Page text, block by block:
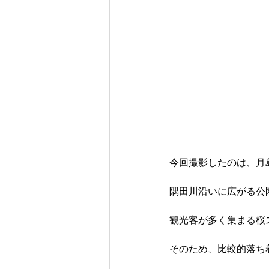
今回撮影したのは、
隅田川沿いに広がる
観光客が多く集まる
そのため、比較的落